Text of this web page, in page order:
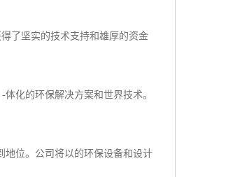
了坚实的技术支持和雄厚的资金
化的环保解决方案和世界技术。
地位。公司将以的环保设备和设计